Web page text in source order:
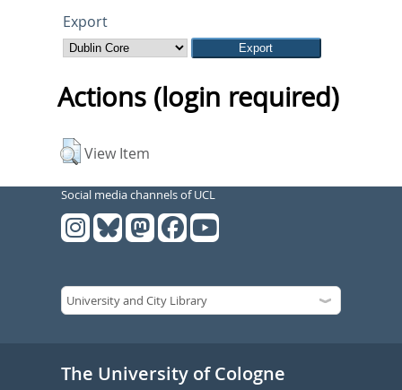
Export
Actions (login required)
View Item
Social media channels of UCL
The University of Cologne